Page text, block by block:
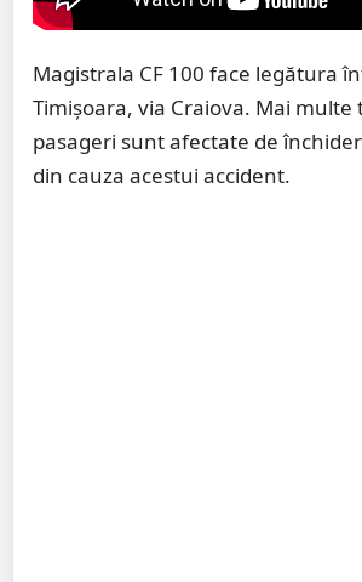
Magistrala CF 100 face legătura
Timișoara, via Craiova. Mai multe
pasageri sunt afectate de
din cauza acestui accident.